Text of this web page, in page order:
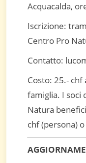
Acquacalda,
Iscrizione:
Centro Pro
Contatto:
Costo: 25.-
famiglia. I soci
Natura
chf (persona)